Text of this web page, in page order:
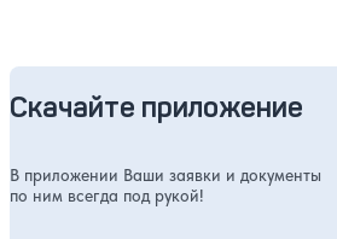
Скачайте приложение
В приложении Ваши заявки и документы
по ним всегда под рукой!